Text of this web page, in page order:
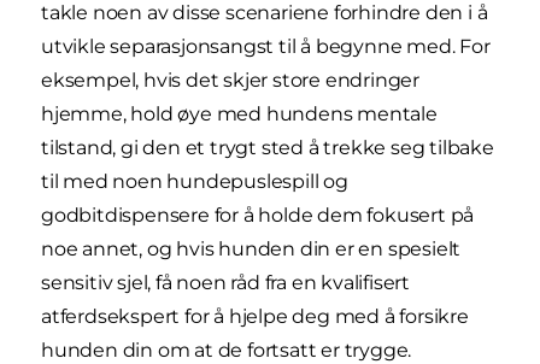
takle noen av disse scenariene forhindre den i å
utvikle separasjonsangst til å begynne med. For
eksempel, hvis det skjer store endringer
hjemme, hold øye med hundens mentale
tilstand, gi den et trygt sted å trekke seg tilbake
til med noen hundepuslespill og
godbitdispensere for å holde dem fokusert på
noe annet, og hvis hunden din er en spesielt
sensitiv sjel, få noen råd fra en kvalifisert
atferdsekspert for å hjelpe deg med å forsikre
hunden din om at de fortsatt er trygge.